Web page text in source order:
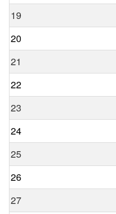
19
20
21
22
23
24
25
26
27